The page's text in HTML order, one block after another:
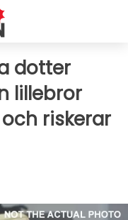
dotter
lillebror
riskerar